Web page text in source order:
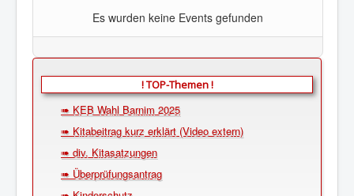
Es wurden keine Events gefunden
! TOP-Themen !
➠ KEB Wahl Barnim 2025
➠ Kitabeitrag kurz erklärt (Video extern)
➠ div. Kitasatzungen
➠ Überprüfungsantrag